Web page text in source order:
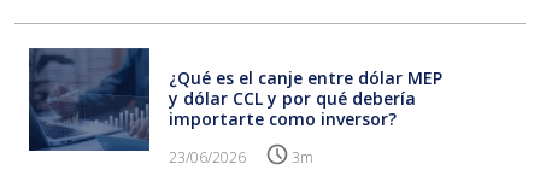
¿Qué es el canje entre dólar MEP
y dólar CCL y por qué debería
importarte como inversor?
23/06/2026 3m